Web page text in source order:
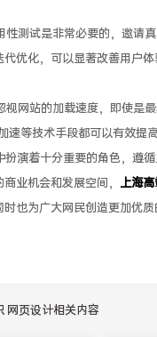
性测试是非常必要的，邀请
优化，可以显著改善用户
视网站的加载速度，即使是
等技术手段都可以有效提
演着十分重要的角色，遵
业机会和发展空间， 上海
也为广大网民创造更加优质
网页设计相关内容